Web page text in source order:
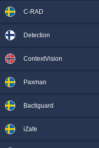
C-RAD
Detection
ContextVision
Paxman
Bactiguard
iZafe